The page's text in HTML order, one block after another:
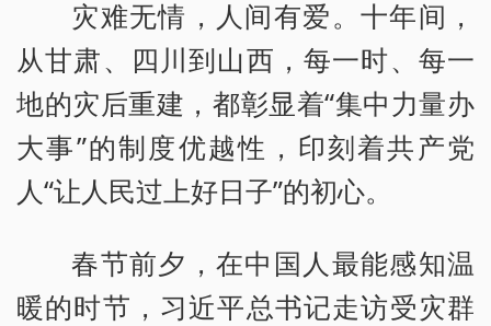
灾难无情，人间有爱。十年间，
从甘肃、四川到山西，每一时、每一
地的灾后重建，都彰显着“集中力量办
大事”的制度优越性，印刻着共产党
人“让人民过上好日子”的初心。
春节前夕，在中国人最能感知温
暖的时节，习近平总书记走访受灾群